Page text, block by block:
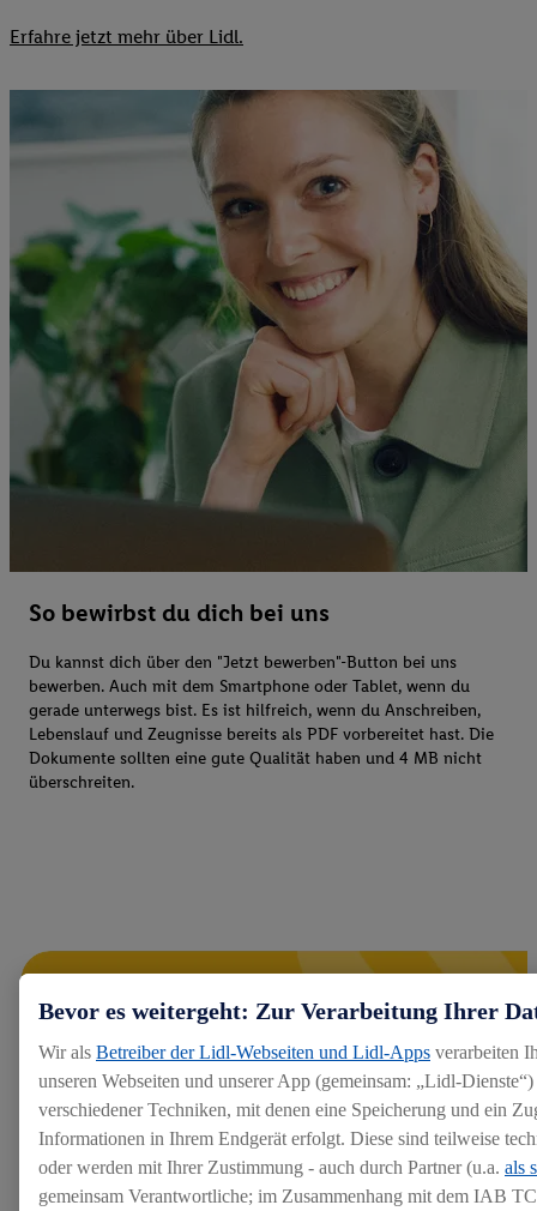
Erfahre jetzt mehr über Lidl.
So bewirbst du dich bei uns
Du kannst dich über den "Jetzt bewerben"-Button bei uns
bewerben. Auch mit dem Smartphone oder Tablet, wenn du
gerade unterwegs bist. Es ist hilfreich, wenn du Anschreiben,
Lebenslauf und Zeugnisse bereits als PDF vorbereitet hast. Die
Dokumente sollten eine gute Qualität haben und 4 MB nicht
überschreiten.
Bevor es weitergeht: Zur Verarbeitung Ihrer
Wir als Betreiber der Lidl-Webseiten und Lidl-Apps verarbeiten
unseren Webseiten und unserer App (gemeinsam: „Lidl-
verschiedener Techniken, mit denen eine Speicherung und ein
Informationen in Ihrem Endgerät erfolgt. Diese sind teilweise
oder werden mit Ihrer Zustimmung - auch durch Partner (u.a. als
gemeinsam Verantwortliche; im Zusammenhang mit dem IAB